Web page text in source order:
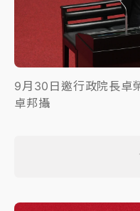
9月30日邀行政院長卓
卓邦攝